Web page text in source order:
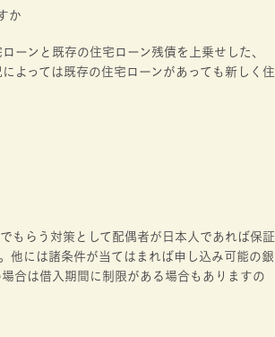
か
ーンと既存の住宅ローン残債を上乗せした、
よっては既存の住宅ローンがあっても新しく住
もらう対策として配偶者が日本人であれば保証
他には諸条件が当てはまれば申し込み可能の銀
合は借入期間に制限がある場合もありますの